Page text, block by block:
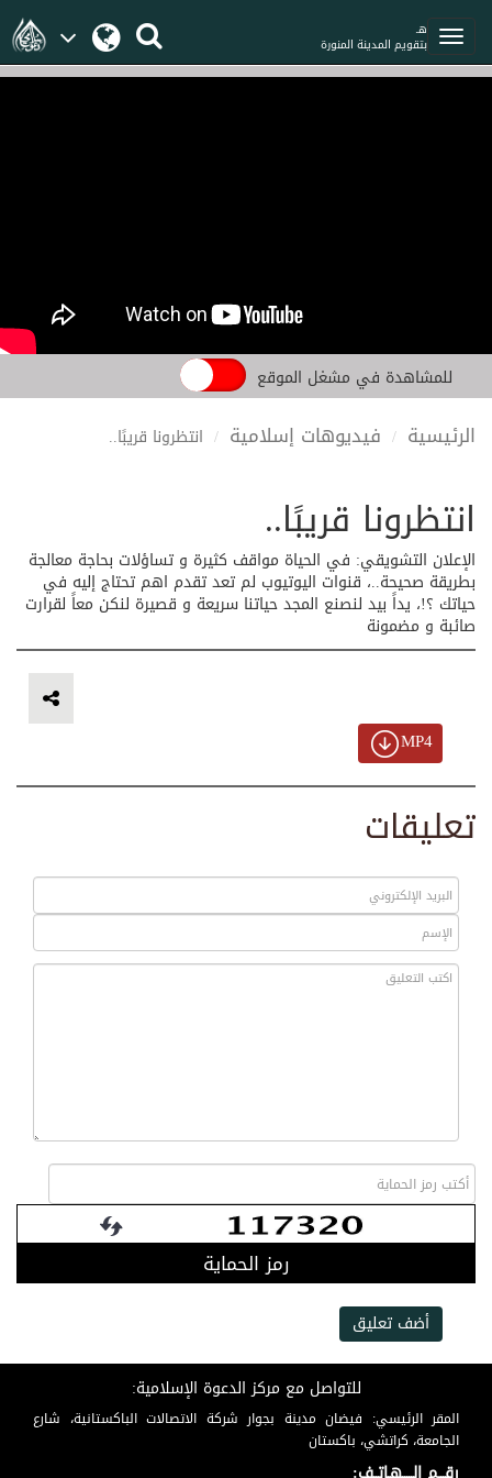
هـ
بتقويم المدينة المنورة
للمشاهدة في مشغل الموقع
الرئيسية فيديوهات إسلامية انتظرونا قريبًا..
انتظرونا قريبًا..
الإعلان التشويقي: في الحياة مواقف كثيرة و تساؤلات بحاجة معالجة
بطريقة صحيحة..، قنوات اليوتيوب لم تعد تقدم اهم تحتاج إليه في
حياتك ؟!، يداً بيد لنصنع المجد حياتنا سريعة و قصيرة لنكن معاً لقرارت
صائبة و مضمونة
MP4
تعليقات
رمز الحماية
أضف تعليق
للتواصل مع مركز الدعوة الإسلامية:
المقر الرئيسي: فيضان مدينة بجوار شركة الاتصالات الباكستانية، شارع
الجامعة، كراتشي، باكستان